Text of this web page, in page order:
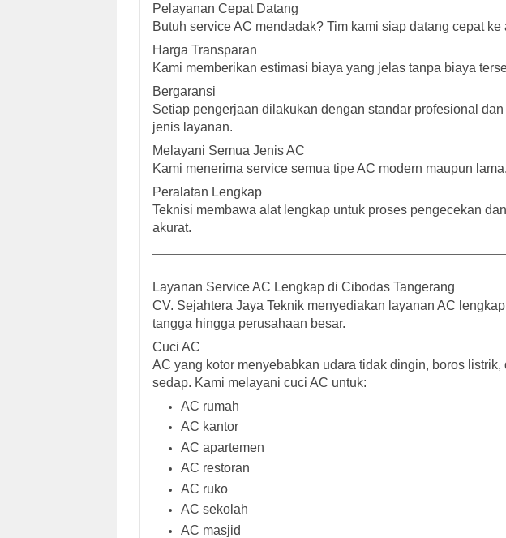
Pelayanan Cepat Datang
Butuh service AC mendadak? Tim kami siap datang cepat
Harga Transparan
Kami memberikan estimasi biaya yang jelas tanpa biaya
Bergaransi
Setiap pengerjaan dilakukan dengan standar profesional
jenis layanan.
Melayani Semua Jenis AC
Kami menerima service semua tipe AC modern maupun lama.
Peralatan Lengkap
Teknisi membawa alat lengkap untuk proses pengecekan
akurat.
Layanan Service AC Lengkap di Cibodas Tangerang
CV. Sejahtera Jaya Teknik menyediakan layanan AC
tangga hingga perusahaan besar.
Cuci AC
AC yang kotor menyebabkan udara tidak dingin, boros
sedap. Kami melayani cuci AC untuk:
AC rumah
AC kantor
AC apartemen
AC restoran
AC ruko
AC sekolah
AC masjid